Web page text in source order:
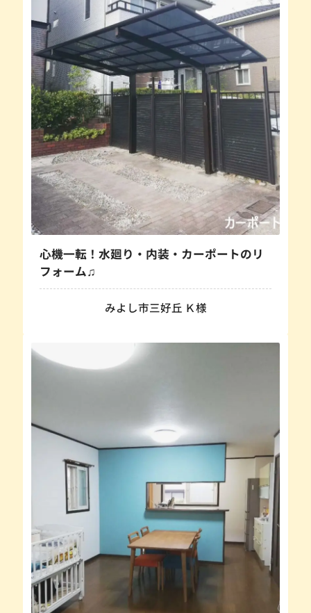
心機一転！水廻り・内装・カーポートのリ
フォーム♫
みよし市三好丘 Ｋ様